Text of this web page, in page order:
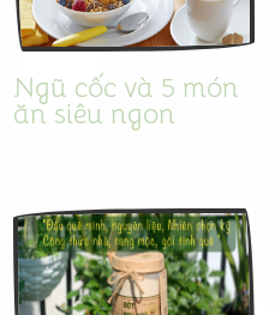
Ngũ cốc và 5 món
ăn siêu ngon